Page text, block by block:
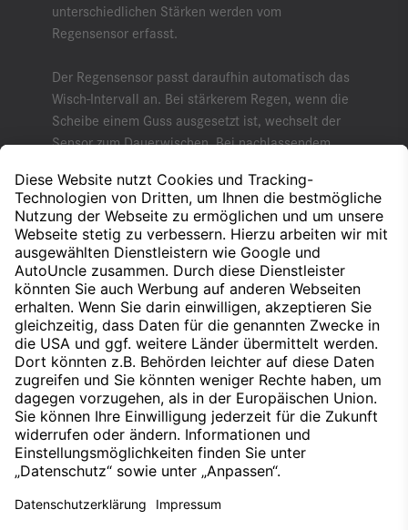
unterschiedlichen Stärken werden vom
Regensensor erfasst.
Der Regensensor passt daraufhin automatisch das
Wisch-Intervall an. Bei stärkerem Regen, wenn die
Scheibe einem Guss ausgesetzt ist, wechselt der
Sensor zum Dauerwischen. Bei nachlassendem
reguläre Intervall zurück.
Für eine klare Sicht bei jedem Wetter – Ihr
Mercedes-Benz Regensensor.